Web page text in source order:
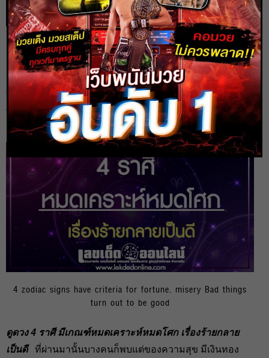
ดูดวง 4 ราศี มีเกณฑ์หมดเคราะห์หมดโศก
เรื่องร้ายกลายเป็นดี
Home ดูดวง ดูดวง 4 ราศี มีเกณฑ์หมดเคราะห์หมดโศก เรื่องร้ายกลายเป็นดี
heng99 15 ส.ค. 2020
4 zodiac signs have criteria for fortune, misery Bad things
turn out to be good
ดูดวง 4 ราศี มีเกณฑ์หมดเคราะห์หมดโศก เรื่องร้ายกลาย
เป็นดีที่ผ่านมานั้นบางคนก็พบแต่ของความสุข มีเงินทอง